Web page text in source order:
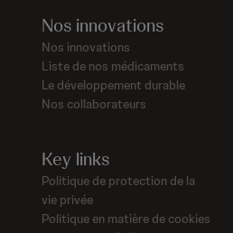
Nos innovations
Nos innovations
Liste de nos médicaments
Le développement durable
Nos collaborateurs
Key links
Politique de protection de la
vie privée
Politique en matière de cookies